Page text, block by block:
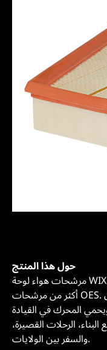
حول هذا المنتج
مرشحات هواء لوحة WIX Premium تحتوي على وسائط ترشيح
أكثر من مرشحات OES. ختم البولي يوريثان عالي المقاومة للتمزق
المحرك في القيادة
الرحلات القصيرة،
والسفر بين الولايات.